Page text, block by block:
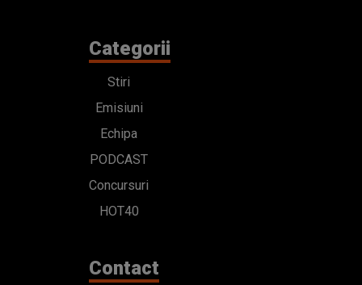
Categorii
Stiri
Emisiuni
Echipa
PODCAST
Concursuri
HOT40
Contact